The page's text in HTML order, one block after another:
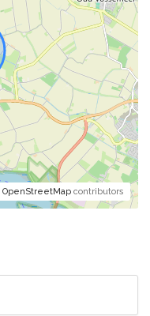
OpenStreetMap contributors